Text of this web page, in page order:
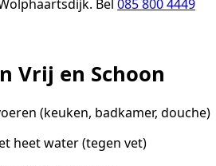
Bel 085 800 4449
Vrij en Schoon
(keuken, badkamer, douche)
heet water (tegen vet)